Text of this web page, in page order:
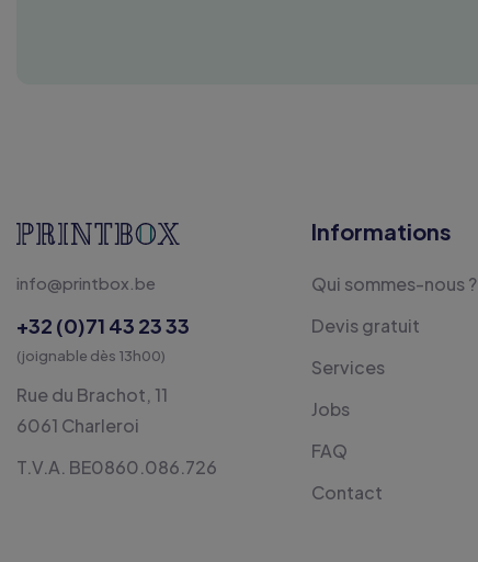
info@printbox.be
+32 (0)71 43 23 33
(joignable dès 13h00)
Rue du Brachot, 11
6061 Charleroi
T.V.A. BE0860.086.726
Informations
Qui sommes-nous ?
Devis gratuit
Services
Jobs
FAQ
Contact